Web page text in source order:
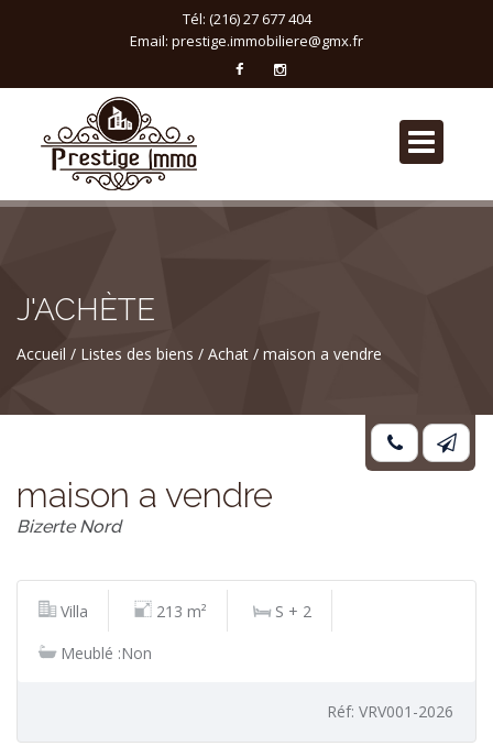
Tél: (216) 27 677 404
Email: prestige.immobiliere@gmx.fr
J'ACHÈTE
Accueil Listes des biens Achat maison a vendre
maison a vendre
Bizerte Nord
Villa 213 m²
S + 2
Meublé :Non
Réf: VRV001-2026